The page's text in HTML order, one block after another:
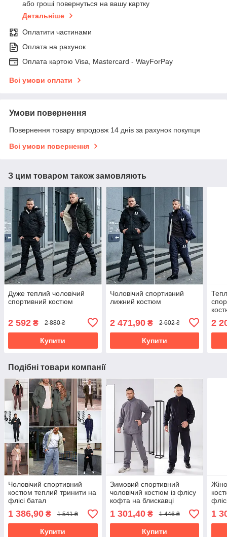
або гроші повернуться на вашу картку
Детальніше
Оплатити частинами
Оплата на рахунок
Оплата картою Visa, Mastercard - WayForPay
Всі умови оплати
Умови повернення
Повернення товару впродовж 14 днів за рахунок покупця
Всі умови повернення
З цим товаром також замовляють
Дуже теплий чоловічий
спортивний костюм
2 592 ₴ 2 880 ₴
Купити
Чоловічий спортивний
лижний костюм
2 471,90₴ 2 602 ₴
Купити
2
Подібні товари компанії
Чоловічий спортивний
костюм теплий тринити на
флісі батал
1 386,90 ₴ 1 541 ₴
Купити
Зимовий спортивний
чоловічий костюм із флісу
кофта на блискавці
розміри батал
1 301,40₴ 1 446 ₴
Купити
1